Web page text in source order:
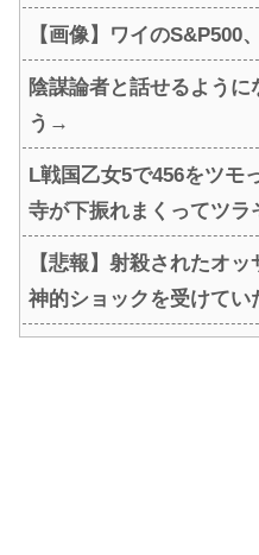
【画像】ワイのS&P500
陰謀論者と話せるよう
う→
L戦国乙女5で456をツモ
寺が下振れまくってツラ
【悲報】射殺されたオ
神的ショックを受けてい